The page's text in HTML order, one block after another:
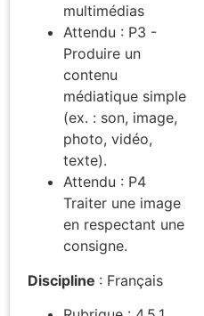
multimédias
Attendu : P3 -
Produire un
contenu
médiatique simple
(ex. : son, image,
photo, vidéo,
texte).
Attendu : P4
Traiter une image
en respectant une
consigne.
Discipline : Français